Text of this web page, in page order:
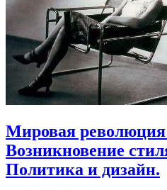
Мировая
Возникновение
Политика и дизайн.